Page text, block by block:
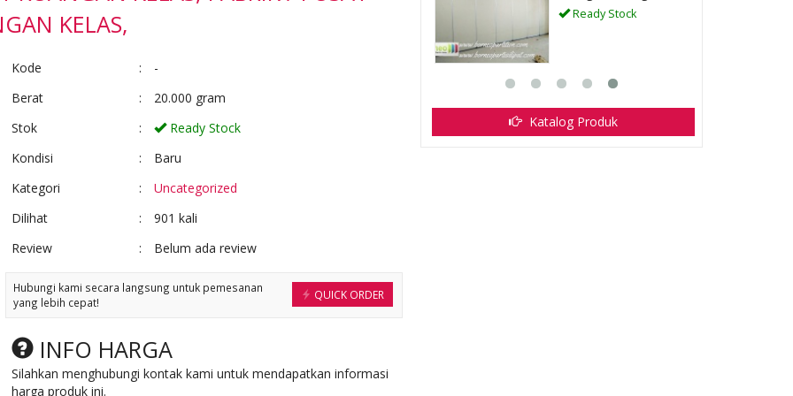
KELAS,
Kode :
-
Berat
:
20.000 gram
Stok
:
Ready Stock
Kondisi
:
Baru
Kategori
:
Uncategorized
Dilihat
:
901 kali
Review
: Belum ada review
QUICK ORDER
Hubungi kami secara langsung untuk pemesanan
yang lebih cepat!
INFO HARGA
Silahkan menghubungi kontak kami untuk mendapatkan informasi
harga produk ini.
Ready Stock Ready Stock
Katalog Produk